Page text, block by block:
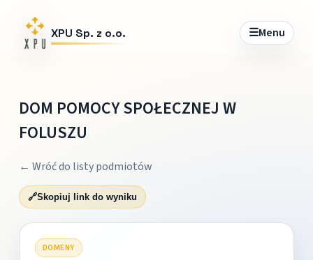
XPU Sp. z o.o. ☰Menu
DOM POMOCY SPOŁECZNEJ W
FOLUSZU
← Wróć do listy podmiotów
🔗Skopiuj link do wyniku
DOMENY